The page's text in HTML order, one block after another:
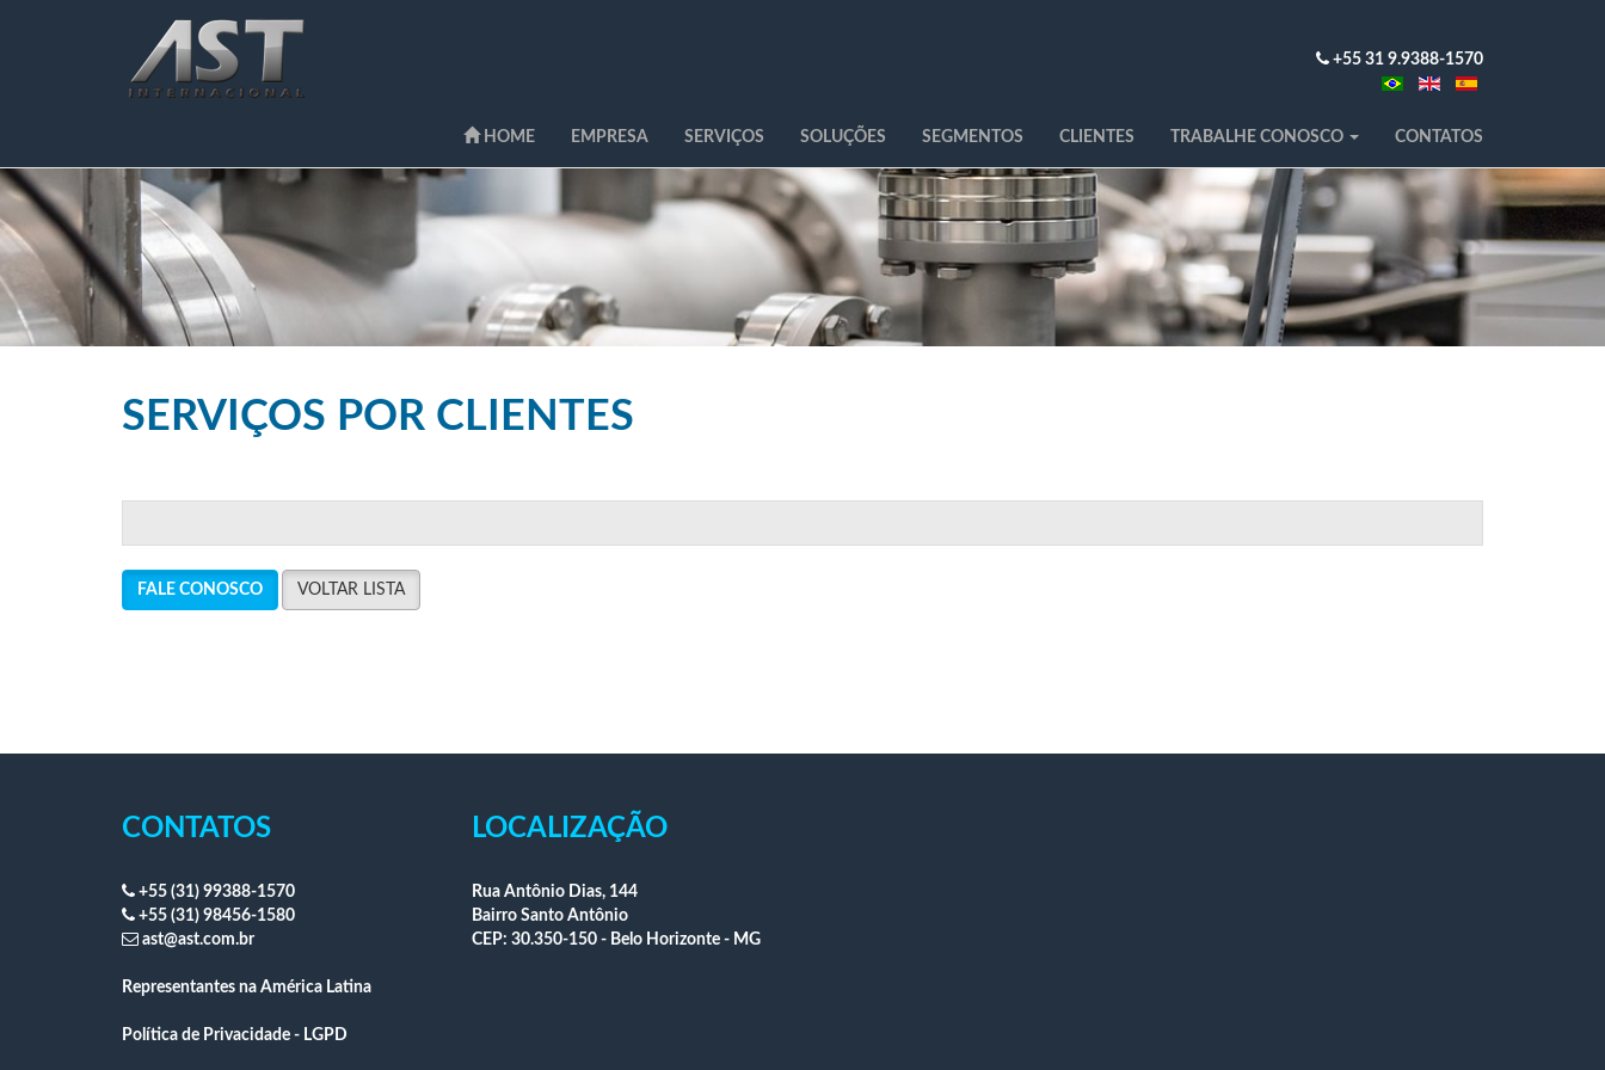
+55 31 9.9388-1570
HOME EMPRESA SERVIÇOS SOLUÇÕES SEGMENTOS CLIENTES TRABALHE CONOSCO CONTATOS
SERVIÇOS POR CLIENTES
FALE CONOSCO VOLTAR LISTA
CONTATOS
+55 (31) 99388-1570
+55 (31) 98456-1580
ast@ast.com.br
Representantes na América Latina
Política de Privacidade - LGPD
LOCALIZAÇÃO
Rua Antônio Dias, 144
Bairro Santo Antônio
CEP: 30.350-150 - Belo Horizonte - MG